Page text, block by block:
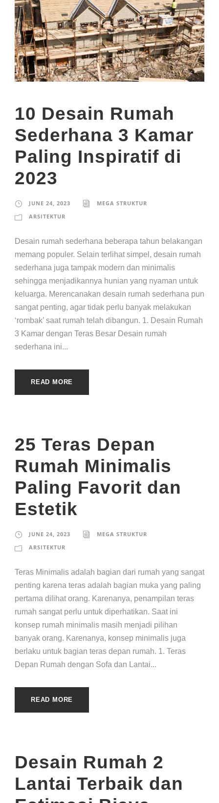
10 Desain Rumah
Sederhana 3 Kamar
Paling Inspiratif di
2023
JUNE 24, 2023
MEGA STRUKTUR
ARSITEKTUR
Desain rumah sederhana beberapa tahun belakangan
memang populer. Selain terlihat simpel, desain rumah
sederhana juga tampak modern dan minimalis
sehingga menjadikannya hunian yang nyaman untuk
keluarga. Merencanakan desain rumah sederhana pun
sangat penting, agar tidak perlu banyak melakukan
‘rombak’ saat rumah telah dibangun. 1. Desain Rumah
3 Kamar dengan Teras Besar Desain rumah
sederhana ini...
READ MORE
25 Teras Depan
Rumah Minimalis
Paling Favorit dan
Estetik
JUNE 24, 2023
MEGA STRUKTUR
ARSITEKTUR
Teras Minimalis adalah bagian dari rumah yang sangat
penting karena teras adalah bagian muka yang paling
pertama dilihat orang. Karenanya, penampilan teras
rumah sangat perlu untuk diperhatikan. Saat ini
konsep rumah minimalis masih menjadi pilihan
banyak orang. Karenanya, konsep minimalis juga
berlaku untuk bagian teras depan rumah. 1. Teras
Depan Rumah dengan Sofa dan Lantai...
READ MORE
Desain Rumah 2
Lantai Terbaik dan